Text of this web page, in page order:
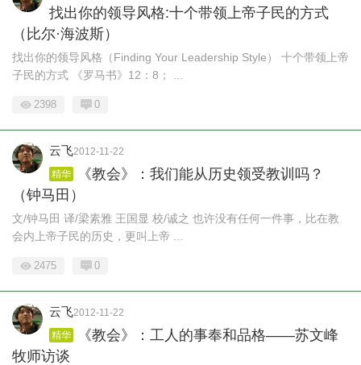
找出你的领导风格:十个带领上帝子民的方式
（比尔·海波斯）
找出你的领导风格（Finding Your Leadership Style） 十个带领上帝
子民的方式 《罗马书》12：8； ...
2398 0
云飞2012-11-22
精华
《教会》：我们能从历史领受教训吗？
（钟马田）
文/钟马田 译/梁素雅 王国显 校/诚之 也许没有任何一件事，比在教
会内上帝子民的历史，更叫上帝 ...
2475 0
云飞2012-11-22
精华
《教会》：工人的事奉和品格——苏文峰
牧师访谈